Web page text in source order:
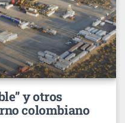
y otros
colombiano